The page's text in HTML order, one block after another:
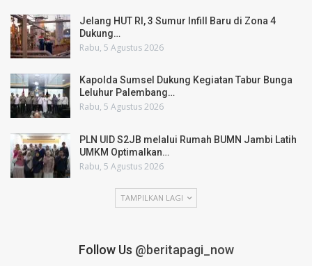
Jelang HUT RI, 3 Sumur Infill Baru di Zona 4
Dukung…
Rabu, 5 Agustus 2026
Kapolda Sumsel Dukung Kegiatan Tabur Bunga
Leluhur Palembang…
Rabu, 5 Agustus 2026
PLN UID S2JB melalui Rumah BUMN Jambi Latih
UMKM Optimalkan…
Rabu, 5 Agustus 2026
TAMPILKAN LAGI
Follow Us @beritapagi_now